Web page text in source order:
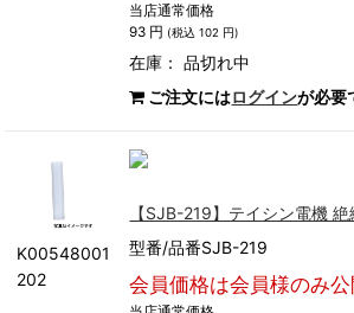
当店通常価格
93 円 (税込 102 円)
在庫：品切れ中
ご注文にはログインが必要
K00548001
202
【SJB-219】テイシン電機
型番/品番SJB-219
会員価格は会員様のみ公